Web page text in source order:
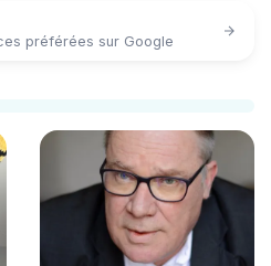
préférées sur Google